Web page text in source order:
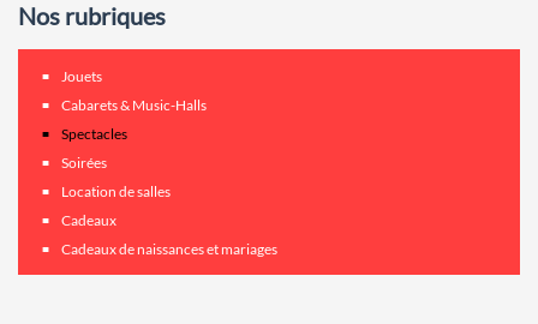
Nos rubriques
Jouets
Cabarets & Music-Halls
Spectacles
Soirées
Location de salles
Cadeaux
Cadeaux de naissances et mariages